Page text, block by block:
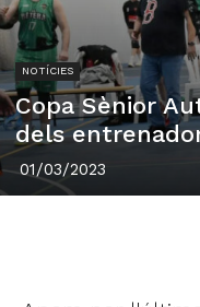
NOTÍCIES
Copa Sènior
dels
01/03/2023